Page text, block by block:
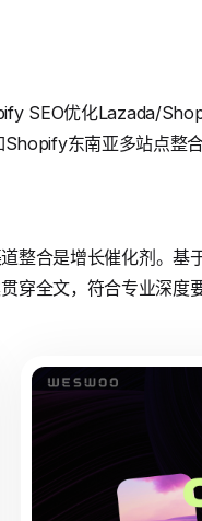
SEO优化Lazada/
东南亚多站点整
合是增长催化剂。基
穿全文，符合专业深度要